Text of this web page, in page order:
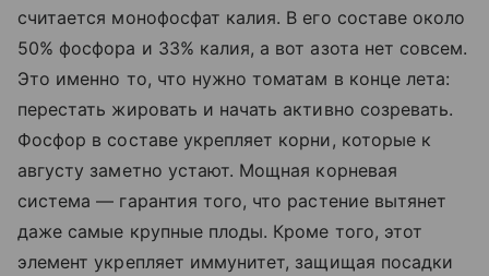
считается монофосфат калия. В его составе около
50% фосфора и 33% калия, а вот азота нет совсем.
Это именно то, что нужно томатам в конце лета:
перестать жировать и начать активно созревать.
Фосфор в составе укрепляет корни, которые к
августу заметно устают. Мощная корневая
система — гарантия того, что растение вытянет
даже самые крупные плоды. Кроме того, этот
элемент укрепляет иммунитет, защищая посадки